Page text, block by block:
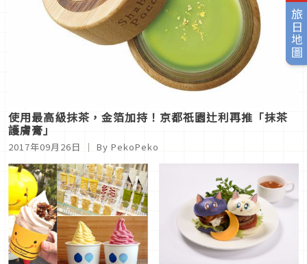
旅日地圖
使用最高級抹茶，金箔加持！京都祇園辻利再推「抹茶
護膚膏」
2017年09月26日 ｜ By PekoPeko